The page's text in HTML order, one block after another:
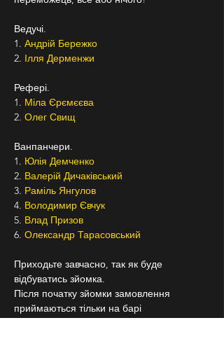
Ведучі.
1. Андрій Бережко
2. Ілля Дерменжи
Рефері.
1. Міла Єрємєєва
2. Олег Свищ
Ванпанчери.
1. Юлія Демченко
2. Валерій Дичаківський
3. Раміль Янгулов
4. Володимир Євчук
5. Влад Призов
6. Олександр Тарасовський
Приходьте завчасно, так як буде
відбуватись зйомка.
Після початку зйомки замовлення
приймаються тільки на барі